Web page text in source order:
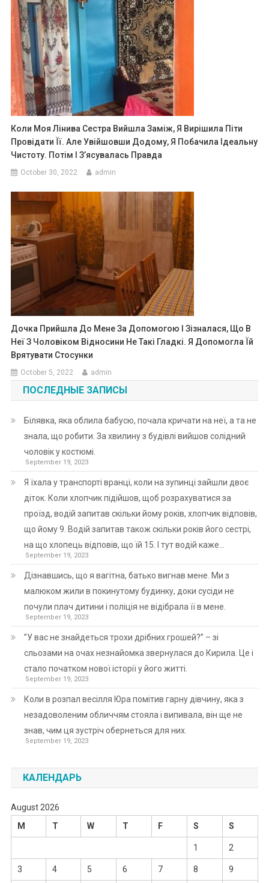
Коли Моя Лінива Сестра Вийшла Заміж, Я Вирішила Піти
Провідати Її. Але Увійшовши Додому, Я Побачила Ідеальну
Чистоту. Потім І З’ясувалась Правда
October 30, 2022 admin
Дочка Прийшла До Мене За Допомогою І Зізналася, Що В
Неї З Чоловіком Відносини Не Такі Гладкі. Я Допомогла Їй
Врятувати Стосунки
October 5, 2022 admin
ПОСЛЕДНЫЕ ЗАПИСЫ
Білявка, яка облила бабусю, почала кричати на неї, а та не
знала, що робити. За хвилину з будівлі вийшов солідний
чоловік у костюмі.
September 19, 2023
Я їхала у транспорті вранці, коли на зупинці зайшли двоє
діток. Коли хлопчик підійшов, щоб розрахуватися за
проїзд, водій запитав скільки йому років, хлопчик відповів,
що йому 9. Водій запитав також скільки років його сестрі,
на що хлопець відповів, що їй 15. І тут водій каже…
September 19, 2023
Дізнавшись, що я вагітна, батько вигнав мене. Ми з
малюком жили в покинутому будинку, доки сусіди не
почули плач дитини і поліція не відібрала її в мене.
September 19, 2023
”У вас не знайдеться трохи дрібних грошей?” – зі
сльозами на очах незнайомка звернулася до Кирила. Це і
стало початком нової історії у його житті.
September 19, 2023
Коли в розпал весілля Юра помітив гарну дівчину, яка з
незадоволеним обличчям стояла і випивала, він ще не
знав, чим ця зустріч обернеться для них.
September 19, 2023
КАЛЕНДАРЬ
August 2026
M
T W T F S S
1 2
3 4 5 6 7 8 9